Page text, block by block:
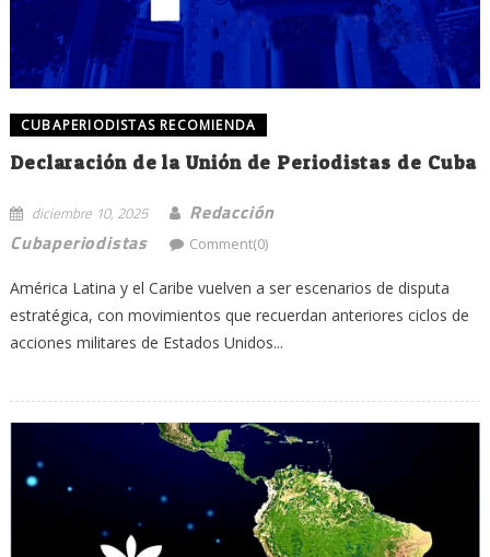
CUBAPERIODISTAS RECOMIENDA
Declaración de la Unión de Periodistas de Cuba
diciembre 10, 2025
Redacción
Cubaperiodistas
Comment(0)
América Latina y el Caribe vuelven a ser escenarios de disputa
estratégica, con movimientos que recuerdan anteriores ciclos de
acciones militares de Estados Unidos...